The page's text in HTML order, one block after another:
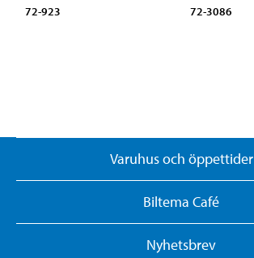
72-923 72-3086
Varuhus och öppettider
Biltema Café
Nyhetsbrev